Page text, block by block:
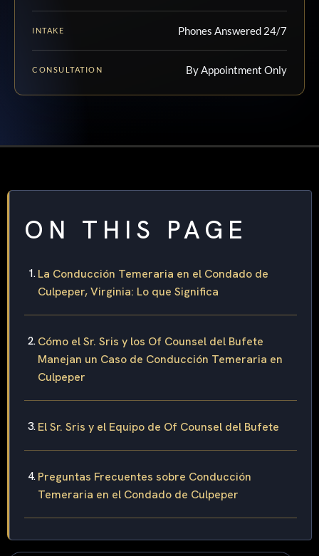
INTAKE Phones Answered 24/7
CONSULTATION By Appointment Only
ON THIS PAGE
La Conducción Temeraria en el Condado de
Culpeper, Virginia: Lo que Significa
Cómo el Sr. Sris y los Of Counsel del Bufete
Manejan un Caso de Conducción Temeraria en
Culpeper
El Sr. Sris y el Equipo de Of Counsel del Bufete
Preguntas Frecuentes sobre Conducción
Temeraria en el Condado de Culpeper